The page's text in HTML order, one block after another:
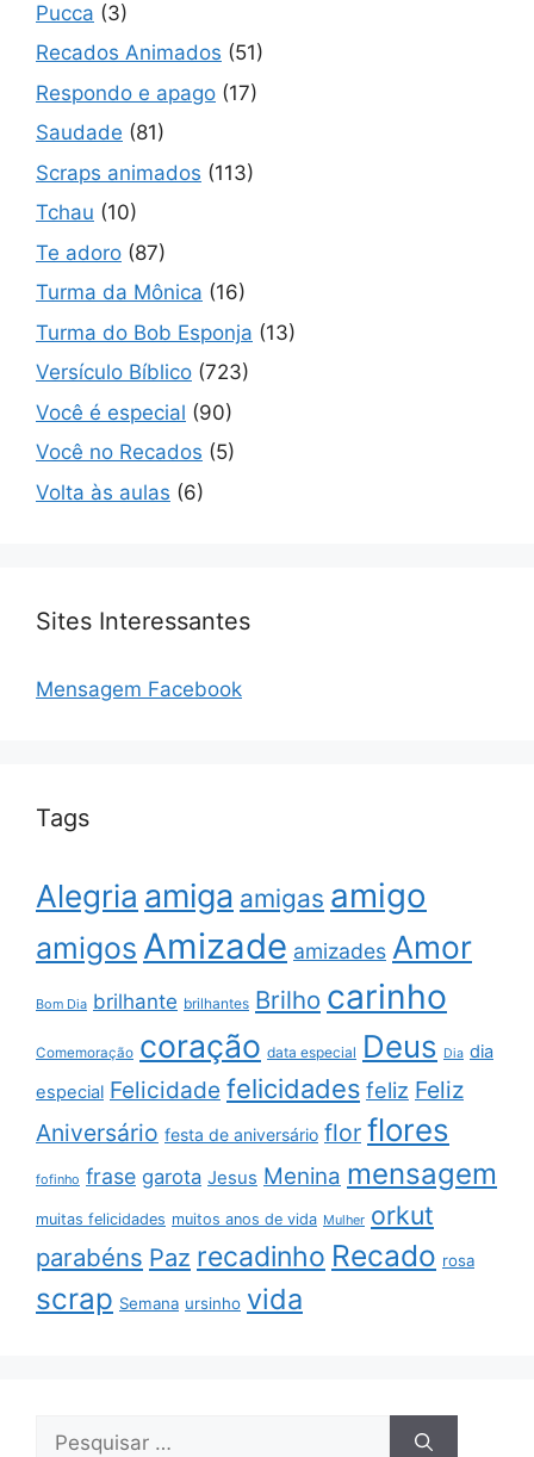
Pucca (3)
Recados Animados (51)
Respondo e apago (17)
Saudade (81)
Scraps animados (113)
Tchau (10)
Te adoro (87)
Turma da Mônica (16)
Turma do Bob Esponja (13)
Versículo Bíblico (723)
Você é especial (90)
Você no Recados (5)
Volta às aulas (6)
Sites Interessantes
Mensagem Facebook
Tags
Alegria amiga amigas amigo
amigos Amizade amizades Amor
Bom Dia brilhante brilhantes Brilho carinho
Comemoração coração data especial Deus Dia dia
especial Felicidade felicidades feliz Feliz
Aniversário festa de aniversário flor flores
fofinho frase garota Jesus Menina mensagem
muitas felicidades muitos anos de vida Mulher orkut
parabéns Paz recadinho Recado rosa
scrap Semana ursinho vida